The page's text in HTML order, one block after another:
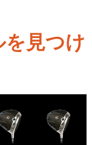
見つけ